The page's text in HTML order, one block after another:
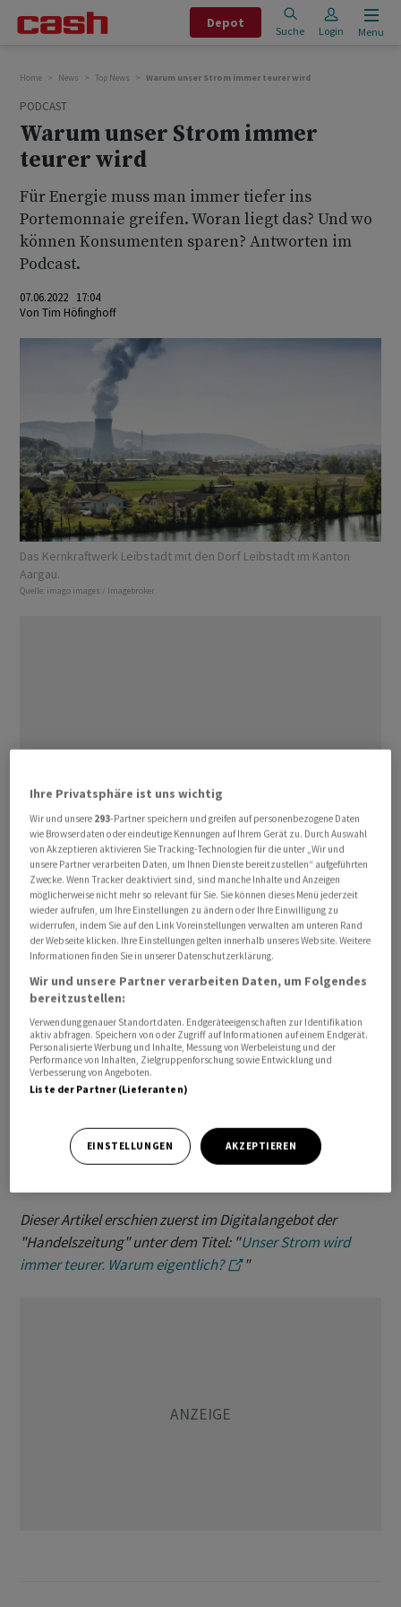
Depot
Suche Login Menu
Home News Top News Warum unser Strom immer teurer wird
PODCAST
Warum unser Strom immer
teurer wird
Für Energie muss man immer tiefer ins
Portemonnaie greifen. Woran liegt das? Und wo
können Konsumenten sparen? Antworten im
Podcast.
07.06.2022 17:04
Von Tim Höfinghoff
Das Kernkraftwerk Leibstadt mit den Dorf Leibstadt im Kanton
Aargau.
Quelle: imago images / Imagebroker
Im Podcast"Handelszeitung Insights"
sprechen Tim
Höfinghoff und Handelszeitung-Redaktor Michael Heim
über den Strommarkt. Was sind die Gründe dafür, dass
die Preise zulegen? Für viele Privathaushalte dürfte sich
die Stromrechnung um mehrere hundert Franken pro
Jahr erhöhen.Dazu hat die Handelszeitungeine
umfangreiche Analyse gemacht
. Ausserdem
sprechen wir darüber, wie sich der Strompreis
zusammensetzt und wie der Strom in der Schweiz
Stromanbieter nicht frei wählen?
Dieser Artikel erschien zuerst im Digitalangebot der
"Handelszeitung" unter dem Titel: "Unser Strom wird
immer teurer. Warum eigentlich?
"
Ihre Privatsphäre ist uns wichtig
Wir und unsere 293-Partner speichern und greifen auf personenbezogene Daten
wie Browserdaten oder eindeutige Kennungen auf Ihrem Gerät zu. Durch Auswahl
von Akzeptieren aktivieren Sie Tracking-Technologien für die unter „Wir und
unsere Partner verarbeiten Daten, um Ihnen Dienste bereitzustellen“ aufgeführten
Zwecke. Wenn Tracker deaktiviert sind, sind manche Inhalte und Anzeigen
möglicherweise nicht mehr so relevant für Sie. Sie können dieses Menü jederzeit
wieder aufrufen, um Ihre Einstellungen zu ändern oder Ihre Einwilligung zu
widerrufen, indem Sie auf den Link Voreinstellungen verwalten am unteren Rand
der Webseite klicken. Ihre Einstellungen gelten innerhalb unseres Website. Weitere
Informationen finden Sie in unserer Datenschutzerklärung.
Wir und unsere Partner verarbeiten Daten, um Folgendes
bereitzustellen:
Verwendung genauer Standortdaten. Endgeräteeigenschaften zur Identifikation
aktiv abfragen. Speichern von oder Zugriff auf Informationen auf einem Endgerät.
Personalisierte Werbung und Inhalte, Messung von Werbeleistung und der
Performance von Inhalten, Zielgruppenforschung sowie Entwicklung und
Verbesserung von Angeboten.
Liste der Partner (Lieferanten)
EINSTELLUNGEN AKZEPTIEREN